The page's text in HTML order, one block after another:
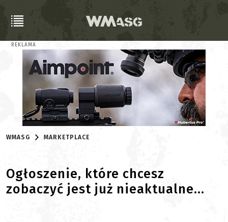
REKLAMA
WMASG MARKETPLACE
Ogłoszenie, które chcesz
zobaczyć jest już nieaktualne...